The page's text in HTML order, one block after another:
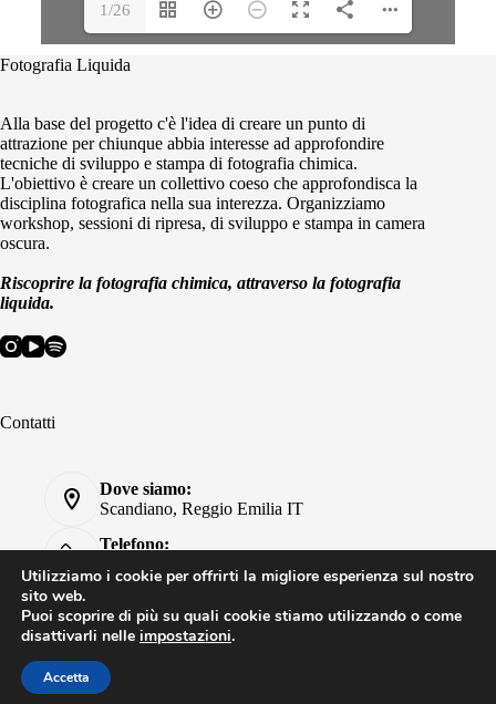
1/26
Fotografia Liquida
Alla base del progetto c'è l'idea di creare un punto di
attrazione per chiunque abbia interesse ad approfondire
tecniche di sviluppo e stampa di fotografia chimica.
L'obiettivo è creare un collettivo coeso che approfondisca la
disciplina fotografica nella sua interezza. Organizziamo
workshop, sessioni di ripresa, di sviluppo e stampa in camera
oscura.
Riscoprire la fotografia chimica, attraverso la fotografia
liquida.
Contatti
Dove siamo:
Scandiano, Reggio Emilia IT
Telefono:
info@fotografialiquida.it
Utilizziamo i cookie per offrirti la migliore esperienza sul nostro
sito web.
Puoi scoprire di più su quali cookie stiamo utilizzando o come
disattivarli nelle impostazioni.
Accetta